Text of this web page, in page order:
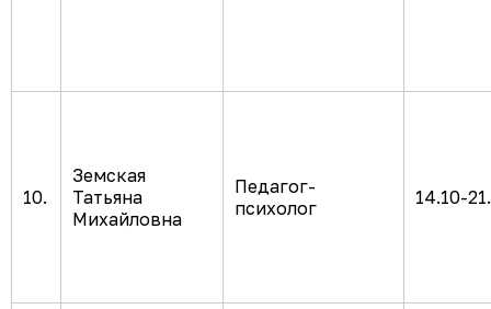
10.
Земская
Татьяна
Михайловна
Педагог-
психолог
14.10-